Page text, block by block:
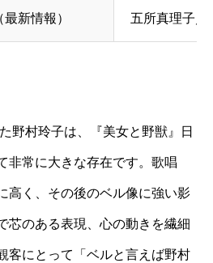
新情報） 五所真理子／
野村玲子は、『美女と野獣』日
非常に大きな存在です。歌唱
高く、その後のベル像に強い影
芯のある表現、心の動きを繊細
客にとって「ベルと言えば野村